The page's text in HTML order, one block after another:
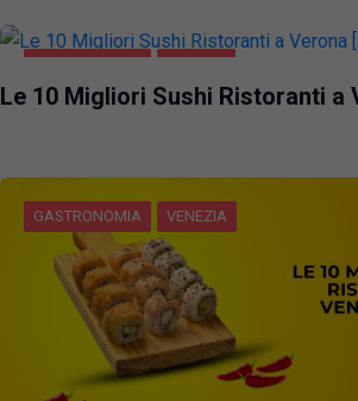
Le 10 Migliori Sushi Ristoranti a
GASTRONOMIA VENEZIA